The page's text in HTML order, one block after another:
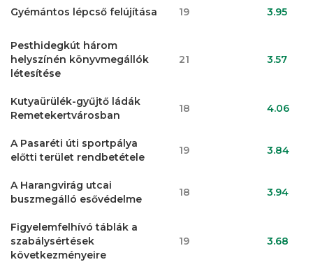
Gyémántos lépcső felújítása 19 3.95
Pesthidegkút három
helyszínén könyvmegállók
létesítése
21 3.57
Kutyaürülék-gyűjtő ládák
Remetekertvárosban
18 4.06
A Pasaréti úti sportpálya
előtti terület rendbetétele
19 3.84
A Harangvirág utcai
buszmegálló esővédelme
18 3.94
Figyelemfelhívó táblák a
szabálysértések
következményeire
19 3.68